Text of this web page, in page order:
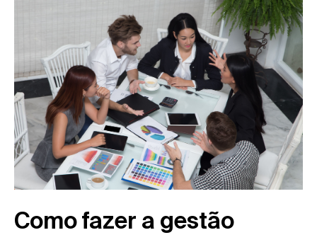
Como fazer a gestão